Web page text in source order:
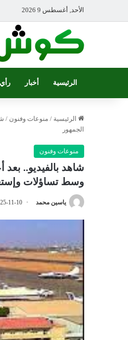
الأحد, أغسطس 9 2026
الرئيسية أخبار رأي
الرئيسية / منوعات وفنون /
الجمهور
منوعات وفنون
شاهد بالفيديو..
وسط تساؤلات
ياسين محمد 11-10